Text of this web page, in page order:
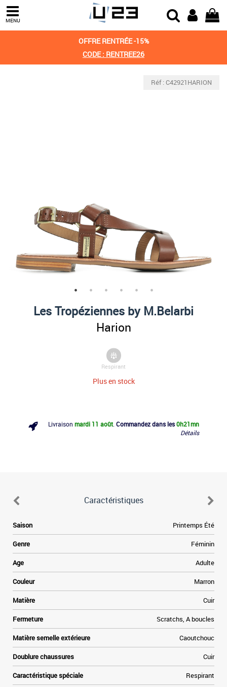
MENU
OFFRE RENTRÉE -15%
CODE : RENTREE26
Réf : C42921HARION
Les Tropéziennes by M.Belarbi
Harion
Respirant
Plus en stock
Livraison mardi 11 août. Commandez dans les 0h21mn
Détails
Caractéristiques
Saison Printemps Été
Genre Féminin
Age Adulte
Couleur Marron
Matière Cuir
Fermeture Scratchs, A boucles
Matière semelle extérieure Caoutchouc
Doublure chaussures Cuir
Caractéristique spéciale Respirant